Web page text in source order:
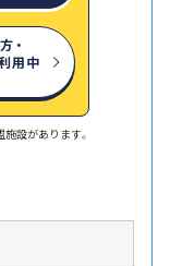
・
用中
設があります。